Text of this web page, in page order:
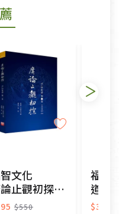
七天鑑賞期商品」情
退換貨.
用或被汙損(除商品
品、易於變質或損壞
洗或污損者。
口罩等私人消耗性產
文化
觀初探005-毗缽舍那一
$550
福智
道次
$315